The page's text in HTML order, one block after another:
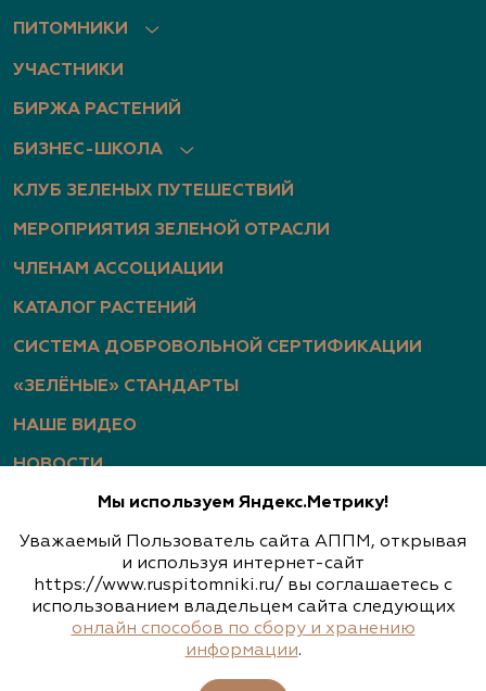
ПИТОМНИКИ
УЧАСТНИКИ
БИРЖА РАСТЕНИЙ
БИЗНЕС-ШКОЛА
КЛУБ ЗЕЛЕНЫХ ПУТЕШЕСТВИЙ
МЕРОПРИЯТИЯ ЗЕЛЕНОЙ ОТРАСЛИ
ЧЛЕНАМ АССОЦИАЦИИ
КАТАЛОГ РАСТЕНИЙ
СИСТЕМА ДОБРОВОЛЬНОЙ СЕРТИФИКАЦИИ
«ЗЕЛЁНЫЕ» СТАНДАРТЫ
НАШЕ ВИДЕО
НОВОСТИ
ФОТОГАЛЕРЕЯ
Политика конфиденциальности
Обработка персональных данных
Мы используем Яндекс.Метрику!
Уважаемый Пользователь сайта АППМ, открывая
и используя интернет-сайт
https://www.ruspitomniki.ru/ вы соглашаетесь с
использованием владельцем сайта следующих
онлайн способов по сбору и хранению
информации.